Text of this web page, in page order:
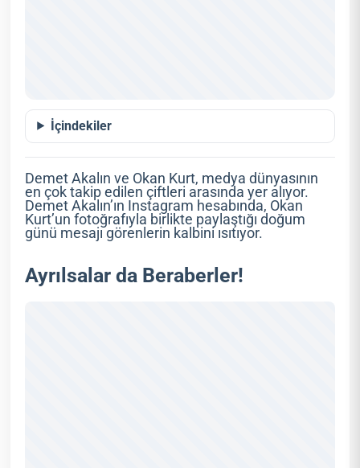
İçindekiler
Demet Akalın ve Okan Kurt, medya dünyasının
en çok takip edilen çiftleri arasında yer alıyor.
Demet Akalın’ın Instagram hesabında, Okan
Kurt’un fotoğrafıyla birlikte paylaştığı doğum
günü mesajı görenlerin kalbini ısıtıyor.
Ayrılsalar da Beraberler!